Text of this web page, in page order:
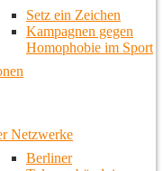
Setz ein Zeichen
Kampagnen gegen
Homophobie im Sport
Netzwerke
Berliner